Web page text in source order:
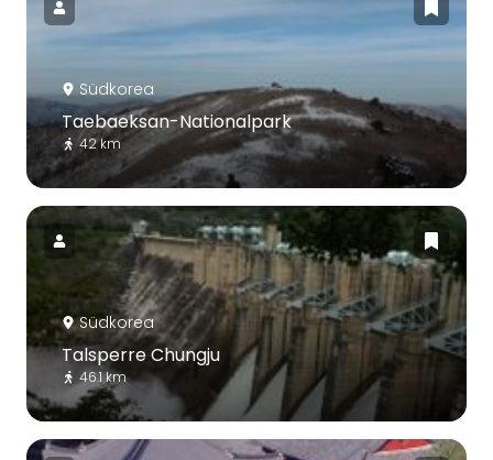
Südkorea
Taebaeksan-Nationalpark
42 km
Südkorea
Talsperre Chungju
46.1 km